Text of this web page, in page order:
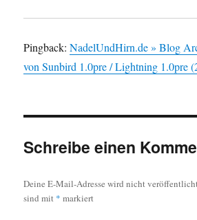
Pingback:NadelUndHirn.de » Blog
von Sunbird 1.0pre / Lightning 1.0pre
Schreibe einen
Deine E-Mail-Adresse wird nicht
sind mit * markiert